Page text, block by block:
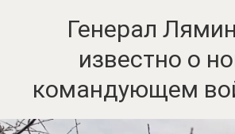
Генерал
известно о
командующем